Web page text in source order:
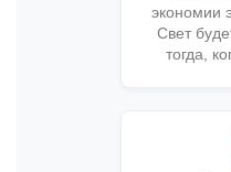
экономии
Свет
тогда,